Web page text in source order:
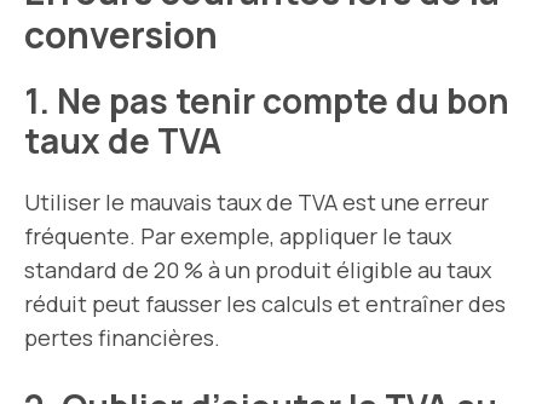
conversion
1. Ne pas tenir compte du bon
taux de TVA
Utiliser le mauvais taux de TVA est une erreur
fréquente. Par exemple, appliquer le taux
standard de 20 % à un produit éligible au taux
réduit peut fausser les calculs et entraîner des
pertes financières.